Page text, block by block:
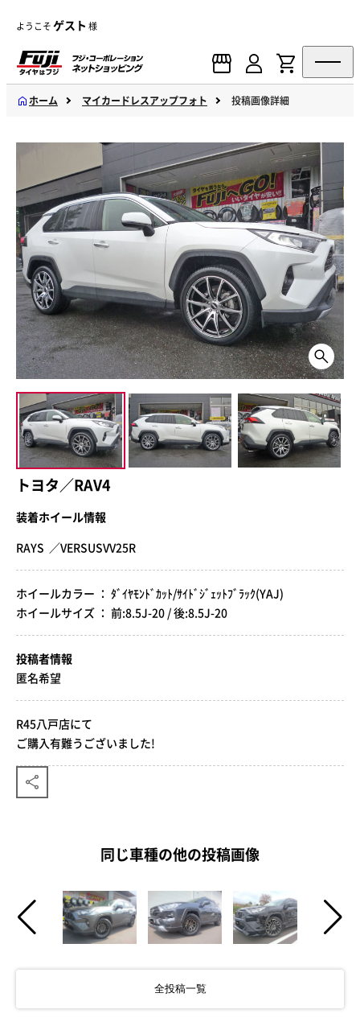
ようこそゲスト 様
ホーム マイカードレスアップフォト 投稿画像詳細
トヨタ／RAV4
装着ホイール情報
RAYS ／VERSUSVV25R
ホイールカラー ： ﾀﾞｲﾔﾓﾝﾄﾞｶｯﾄ/ｻｲﾄﾞｼﾞｪｯﾄﾌﾞﾗｯｸ(YAJ)
ホイールサイズ ： 前:8.5J-20 / 後:8.5J-20
投稿者情報
匿名希望
R45八戸店にて
ご購入有難うございました!
同じ車種の他の投稿画像
全投稿一覧